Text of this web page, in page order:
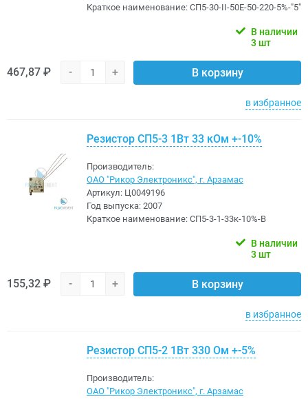
Краткое наименование: СП5-30-II-50Е-50-220-5%-"5"
В наличии
3 шт
467,87 ₽ - + В корзину
в избранное
Резистор СП5-3 1Вт 33 кОм +-10%
Производитель:
ОАО "Рикор Электроникс", г. Арзамас
Артикул: Ц0049196
Год выпуска: 2007
Краткое наименование: СП5-3-1-33к-10%-В
В наличии
3 шт
155,32 ₽ - + В корзину
в избранное
Резистор СП5-2 1Вт 330 Ом +-5%
Производитель:
ОАО "Рикор Электроникс", г. Арзамас